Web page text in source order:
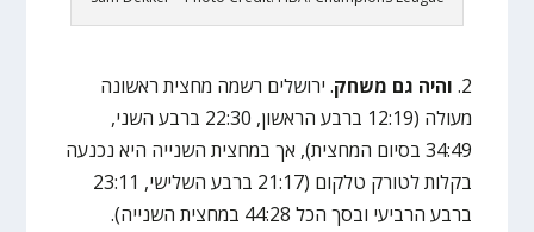
2. והיה גם משחק. ירושלים רשמה מחצית ראשונה
מעולה (12:19 ברבע הראשון, 22:30 ברבע השני,
34:49 בסיום המחצית), אך במחצית השנייה היא נכנעה
בקלות לטורק טלקום (21:17 ברבע השלישי, 23:11
ברבע הרביעי ובסך הכל 44:28 במחצית השנייה).